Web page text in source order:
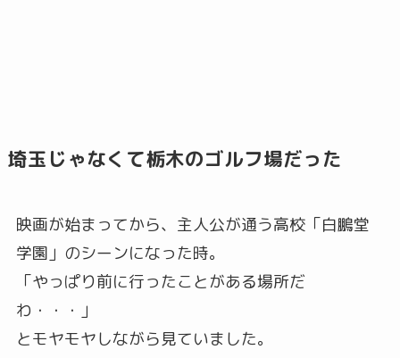
埼玉じゃなくて栃木のゴルフ場だった
映画が始まってから、主人公が通う高校「白鵬堂
学園」のシーンになった時。
「やっぱり前に行ったことがある場所だ
わ・・・」
とモヤモヤしながら見ていました。